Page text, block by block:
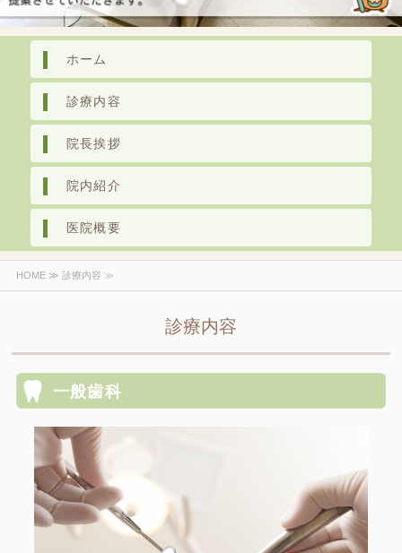
ホーム
診療内容
院長挨拶
院内紹介
医院概要
HOME≫ 診療内容 ≫
診療内容
一般歯科